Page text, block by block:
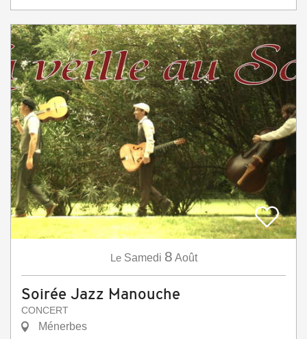
Le Samedi 8 Août
Soirée Jazz Manouche
CONCERT
Ménerbes